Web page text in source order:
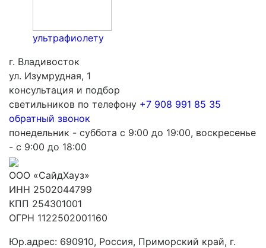
ультрафиолету
г. Владивосток
ул. Изумрудная, 1
консультация и подбор
светильников по телефону +7 908 991 85 35
обратный звонок
понедельник - суббота с 9:00 до 19:00, воскресенье
- с 9:00 до 18:00
ООО «СайдХауз»
ИНН 2502044799
КПП 254301001
ОГРН 1122502001160
Юр.адрес: 690910, Россия, Приморский край, г.